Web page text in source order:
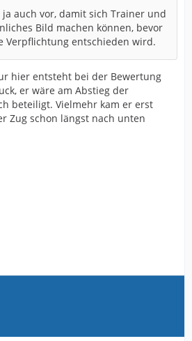
auch vor, damit sich Trainer und
Bild machen können, bevor
Verpflichtung entschieden wird.
hier entsteht bei der Bewertung
er wäre am Abstieg der
beteiligt. Vielmehr kam er erst
Zug schon längst nach unten